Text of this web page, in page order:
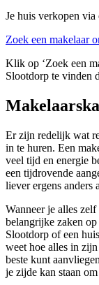
Je huis verkopen via
Zoek een makelaar
Klik op ‘Zoek een
Slootdorp te vinden
Er zijn redelijk wat
in te huren. Een
veel tijd en energie
een tijdrovende
liever ergens anders
Wanneer je alles
belangrijke zaken
Slootdorp of een
weet hoe alles in
beste kunt
je zijde kan staan